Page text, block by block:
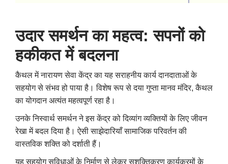
उदार समर्थन का महत्व: सपनों को
हकीकत में बदलना
कैथल में नारायण सेवा केंद्र का यह सराहनीय कार्य दानदाताओं के
सहयोग से संभव हो पाया है। विशेष रूप से दया गुप्ता मानव मंदिर, कैथल
का योगदान अत्यंत महत्वपूर्ण रहा है।
उनके निस्वार्थ समर्थन ने इस केंद्र को दिव्यांग व्यक्तियों के लिए जीवन
रेखा में बदल दिया है। ऐसी साझेदारियाँ सामाजिक परिवर्तन की
वास्तविक शक्ति को दर्शाती हैं।
यह सहयोग सुविधाओं के निर्माण से लेकर सशक्तिकरण कार्यक्रमों के